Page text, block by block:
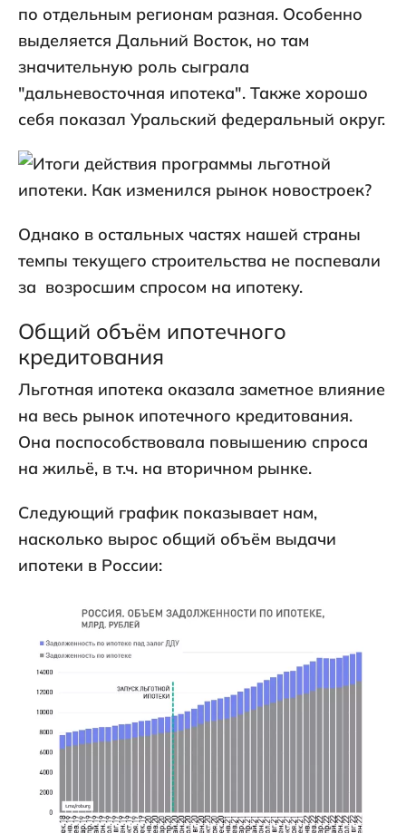
по отдельным регионам разная. Особенно
выделяется Дальний Восток, но там
значительную роль сыграла
"дальневосточная ипотека". Также хорошо
себя показал Уральский федеральный округ.
Однако в остальных частях нашей страны
темпы текущего строительства не поспевали
за возросшим спросом на ипотеку.
Общий объём ипотечного
кредитования
Льготная ипотека оказала заметное влияние
на весь рынок ипотечного кредитования.
Она поспособствовала повышению спроса
на жильё, в т.ч. на вторичном рынке.
Следующий график показывает нам,
насколько вырос общий объём выдачи
ипотеки в России: